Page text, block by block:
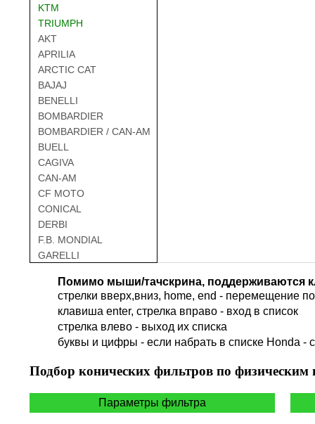
KTM
TRIUMPH
AKT
APRILIA
ARCTIC CAT
BAJAJ
BENELLI
BOMBARDIER
BOMBARDIER / CAN-AM
BUELL
CAGIVA
CAN-AM
CF MOTO
CONICAL
DERBI
F.B. MONDIAL
GARELLI
GILERA
HARLEY DAVIDSON
HERO
HUSQVARNA
INDIAN
KEEWAY
Помимо мыши/тачскрина, поддерживаются
стрелки вверх,вниз, home, end - перемещение
клавиша enter, стрелка вправо - вход в список
cтрелка влево - выход их списка
буквы и цифры - если набрать в списке Honda -
Подбор конических фильтров по физическим
Параметры фильтра